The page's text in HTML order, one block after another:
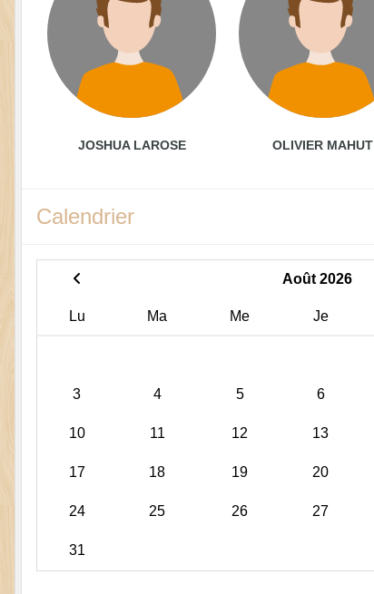
JOSHUA LAROSE OLIVIER MAHUT
Calendrier
Août 2026
Lu Ma Me Je
3 4 5 6
10 11 12 13
17 18 19 20
24 25 26 27
31